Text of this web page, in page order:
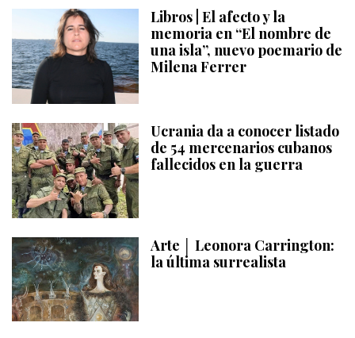
Libros | El afecto y la
memoria en “El nombre de
una isla”, nuevo poemario de
Milena Ferrer
Ucrania da a conocer listado
de 54 mercenarios cubanos
fallecidos en la guerra
Arte │ Leonora Carrington:
la última surrealista